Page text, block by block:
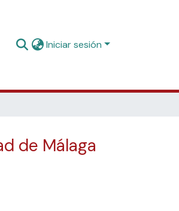
Iniciar sesión
de Málaga